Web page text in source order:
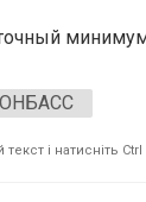
і натисніть